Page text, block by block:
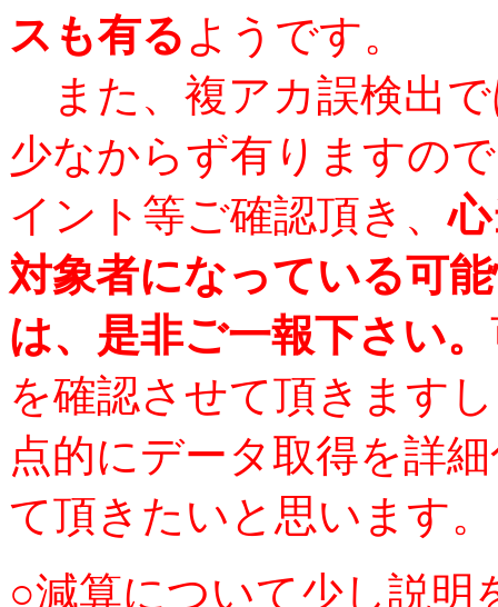
スも有る ようです。
また、複アカ誤検出
少なからず有りますの
イント等ご確認頂き、
対象者になっている可
は、是非ご一報下さい。
を確認させて頂きます
点的にデータ取得を詳
て頂きたいと思います。
○減算について少し説明